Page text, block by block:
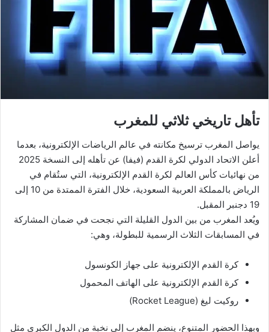
تأهل تاريخي ثلاثي للمغرب
يواصل المغرب ترسيخ مكانته في عالم الرياضات الإلكترونية، بعدما
أعلن الاتحاد الدولي لكرة القدم (فيفا) عن تأهله إلى النسخة 2025
من نهائيات كأس العالم لكرة القدم الإلكترونية، التي ستُقام في
الرياض بالمملكة العربية السعودية، خلال الفترة الممتدة من 10 إلى
19 دجنبر المقبل.
ويُعد المغرب من بين الدول القليلة التي نجحت في ضمان المشاركة
في المسابقات الثلاث الرسمية للبطولة، وهي:
كرة القدم الإلكترونية على جهاز الكونسول
كرة القدم الإلكترونية على الهاتف المحمول
روكيت ليغ (Rocket League)
وبهذا الحضور المتنوع، ينضم المغرب إلى نخبة من الدول الكبرى مثل